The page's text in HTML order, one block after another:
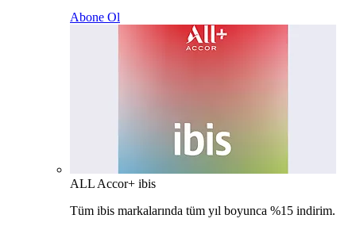
Abone Ol
ALL Accor+ ibis
Tüm ibis markalarında tüm yıl boyunca %15 indirim.